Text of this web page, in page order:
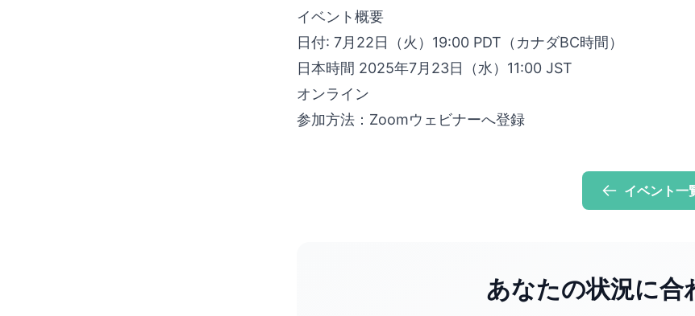
イベント概要
日付: 7月22日（火）19:00 PDT（カナダBC時間）
日本時間 2025年7月23日（水）11:00 JST
オンライン
参加方法： Zoomウェビナーへ登録
イベント一
あなたの状況に合